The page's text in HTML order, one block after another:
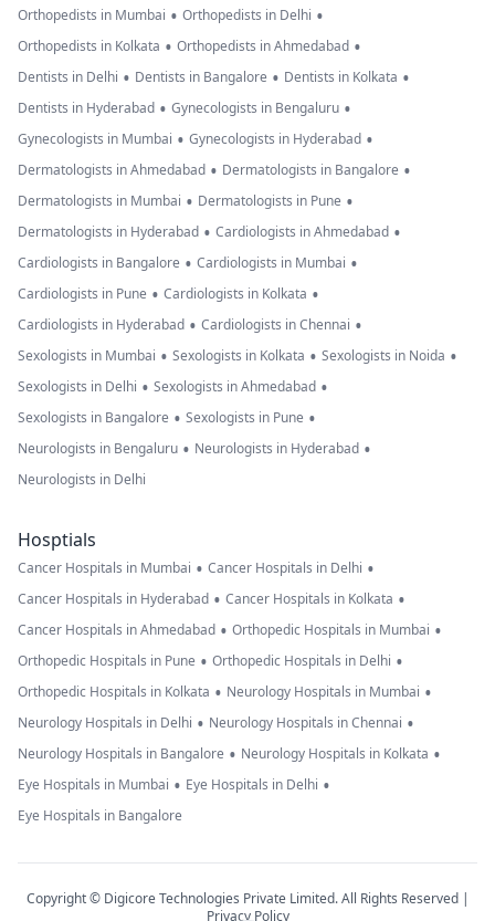
Orthopedists in Mumbai • Orthopedists in Delhi •
Orthopedists in Kolkata • Orthopedists in Ahmedabad •
Dentists in Delhi • Dentists in Bangalore • Dentists in Kolkata •
Dentists in Hyderabad • Gynecologists in Bengaluru •
Gynecologists in Mumbai • Gynecologists in Hyderabad •
Dermatologists in Ahmedabad • Dermatologists in Bangalore •
Dermatologists in Mumbai • Dermatologists in Pune •
Dermatologists in Hyderabad • Cardiologists in Ahmedabad •
Cardiologists in Bangalore • Cardiologists in Mumbai •
Cardiologists in Pune • Cardiologists in Kolkata •
Cardiologists in Hyderabad • Cardiologists in Chennai •
Sexologists in Mumbai • Sexologists in Kolkata • Sexologists in Noida •
Sexologists in Delhi • Sexologists in Ahmedabad •
Sexologists in Bangalore • Sexologists in Pune •
Neurologists in Bengaluru • Neurologists in Hyderabad •
Neurologists in Delhi
Hosptials
Cancer Hospitals in Mumbai • Cancer Hospitals in Delhi •
Cancer Hospitals in Hyderabad • Cancer Hospitals in Kolkata •
Cancer Hospitals in Ahmedabad • Orthopedic Hospitals in Mumbai •
Orthopedic Hospitals in Pune • Orthopedic Hospitals in Delhi •
Orthopedic Hospitals in Kolkata • Neurology Hospitals in Mumbai •
Neurology Hospitals in Delhi • Neurology Hospitals in Chennai •
Neurology Hospitals in Bangalore • Neurology Hospitals in Kolkata •
Eye Hospitals in Mumbai • Eye Hospitals in Delhi •
Eye Hospitals in Bangalore
Copyright © Digicore Technologies Private Limited. All Rights Reserved |
Privacy Policy